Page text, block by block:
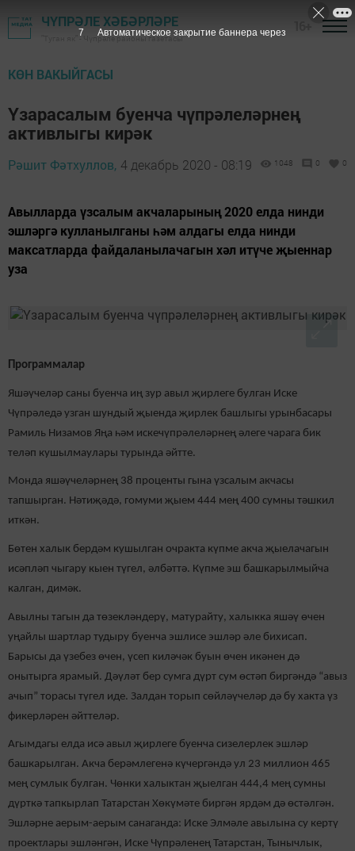
ЧҮПРӘЛЕ ХӘБӘРЛӘРЕ
"Туган як" - Чүпрәле районы газетасы
КӨН ВАКЫЙГАСЫ
Үзарасалым буенча чүпрәлеләрнең
активлыгы кирәк
Рәшит Фәтхуллов, 4 декабрь 2020 - 08:19 1048 0 0
Авылларда үзсалым акчаларының 2020 елда нинди
эшләргә кулланылганы һәм алдагы елда нинди
максатларда файдаланылачагын хәл итүче җыеннар
уза
Программалар
Яшәүчеләр саны буенча иң зур авыл җирлеге булган Иске
Чүпрәледә узган шундый җыенда җирлек башлыгы урынбасары
Рамиль Низамов Яңа һәм искечүпрәлеләрнең әлеге чарага бик
теләп кушылмаулары турында әйтте.
Монда яшәүчеләрнең 38 проценты гына үзсалым акчасы
тапшырган. Нәтиҗәдә, гомуми җыем 444 мең 400 сумны тәшкил
иткән.
Бөтен халык бердәм кушылган очракта күпме акча җыелачагын
исәпләп чыгару кыен түгел, әлбәттә. Күпме эш башкарылмыйча
калган, димәк.
Авылны тагын да төзекләндерү, матурайту, халыкка яшәү өчен
уңайлы шартлар тудыру буенча эшлисе эшләр әле бихисап.
Барысы да үзебез өчен, үсеп киләчәк буын өчен икәнен дә
онытырга ярамый. Дәүләт бер сумга дүрт сум өстәп биргәндә “авыз
ачып” торасы түгел иде. Залдан торып сөйләүчеләр дә бу хакта үз
фикерләрен әйттеләр.
Агымдагы елда исә авыл җирлеге буенча сизелерлек эшләр
башкарылган. Акча берәмлегенә күчергәндә ул 23 миллион 465
мең сумлык булган. Чөнки халыктан җыелган 444,4 мең сумны
дүрткә тапкырлап Татарстан Хөкүмәте биргән ярдәм дә өстәлгән.
Эшләрне аерым-аерым санаганда: Иске Элмәле авылына су кертү
проектлары эшләнгән, Иске Чүпрәленең Татарстан, Тынычлык,
6 Автоматическое закрытие баннера через